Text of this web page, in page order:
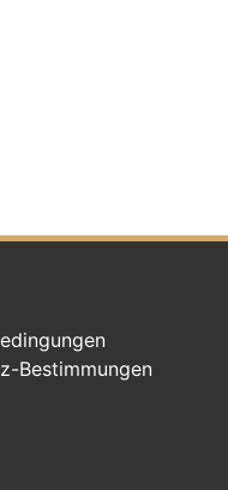
Bestimmungen